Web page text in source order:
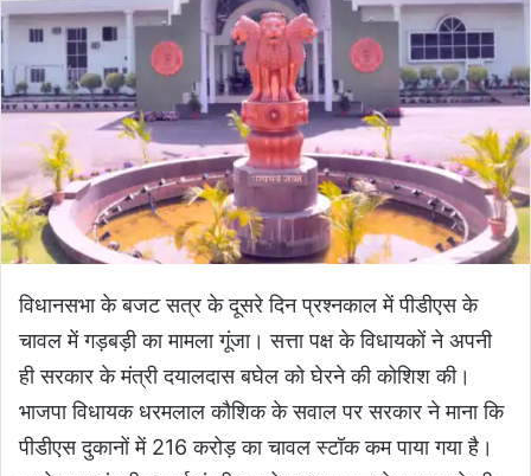
विधानसभा के बजट सत्र के दूसरे दिन प्रश्नकाल में पीडीएस के
चावल में गड़बड़ी का मामला गूंजा। सत्ता पक्ष के विधायकों ने अपनी
ही सरकार के मंत्री दयालदास बघेल को घेरने की कोशिश की।
भाजपा विधायक धरमलाल कौशिक के सवाल पर सरकार ने माना कि
पीडीएस दुकानों में 216 करोड़ का चावल स्टॉक कम पाया गया है।